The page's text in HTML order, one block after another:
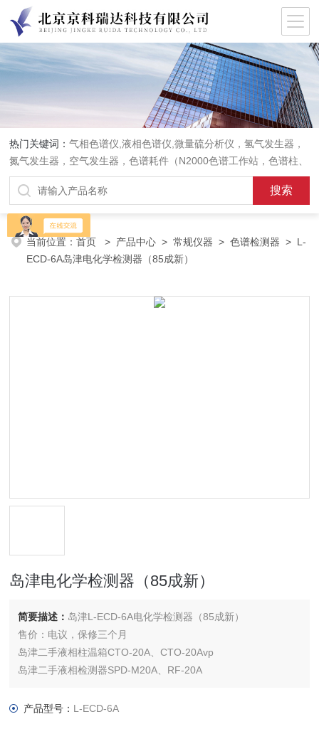
热门关键词：气相色谱仪,液相色谱仪,微量硫分析仪，氢气发生器，
氮气发生器，空气发生器，色谱耗件（N2000色谱工作站，色谱柱、
阀件、进样器、色谱担体），顶空进样器，热解析仪，紫外分光光度
计，原子吸收分光光度计，傅立叶红外光谱仪，分析天平等常规实验
室产品。
当前位置：首页 > 产品中心 >常规仪器 >色谱检测器 > L-
ECD-6A岛津电化学检测器（85成新）
岛津电化学检测器（85成新）
简要描述： 岛津L-ECD-6A电化学检测器（85成新）
售价：电议，保修三个月
岛津二手液相柱温箱CTO-20A、CTO-20Avp
岛津二手液相检测器SPD-M20A、RF-20A
12AH、FCV-13AL、FCV-14AH、FCV-7Al、FRC-10A、FCV-
产品型号： L-ECD-6A